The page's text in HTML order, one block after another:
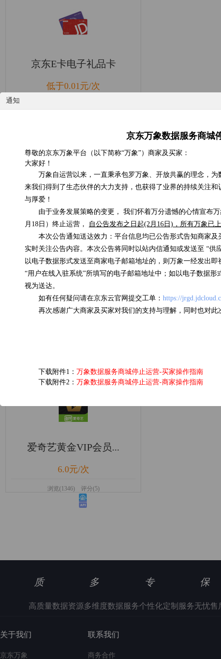
通知
京东万象数据服务商城
尊敬的京东万象平台（以下简称“万象”）商家及买家：
大家好！
万象自运营以来，一直秉承包罗万象、开放共赢的理念，
来我们得到了生态伙伴的大力支持，也获得了业界的持续关注
与厚爱！
由于业务发展策略的变更， 我们怀着万分遗憾的心情宣布
月18日）终止运营，
自公告发布之日起(2月16日)，所有万象已
本次公告通知送达效力：平台信息均已公告形式告知商家
实时关注公告内容。本次公告将同时以站内信通知或发送至 “供
以电子数据形式发送至商家电子邮箱地址的，则万象一经发出
“用户在线入驻系统”所填写的电子邮箱地址中；如以电子数据
视为送达。
如有任何疑问请在京东云官网提交工单： https://
再次感谢广大商家及买家对我们的支持与理解，同时也对
下载附件1： 万象数据服务商城停止运营-买家操作指南
下载附件2： 万象数据服务商城停止运营-商家操作指南
京东E卡电子礼品卡
低于0.01元/次
国内天气实况
0.07元/次
浏览(575) 评分(4)
爱奇艺黄金VIP会员...
6.0元/次
浏览(1346) 评分(5)
质
高质量数据资源
多
多维度数据服务
专
个性化定制服务
保
无忧售
关于我们
京东万象
联系我们
商务合作